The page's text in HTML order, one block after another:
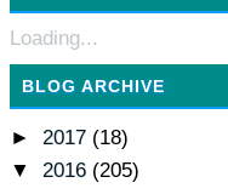
Loading...
BLOG ARCHIVE
► 2017 (18)
▼ 2016 (205)